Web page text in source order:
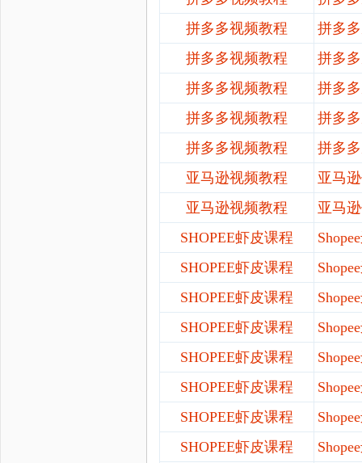
拼多多视频教程
拼多
拼多多视频教程
拼多
拼多多视频教程
拼多
拼多多视频教程
拼多
拼多多视频教程
拼多
亚马逊视频教程
亚马
亚马逊视频教程
亚马
SHOPEE虾皮课程
SHOPEE虾皮课程
SHOPEE虾皮课程
SHOPEE虾皮课程
SHOPEE虾皮课程
SHOPEE虾皮课程
SHOPEE虾皮课程
SHOPEE虾皮课程